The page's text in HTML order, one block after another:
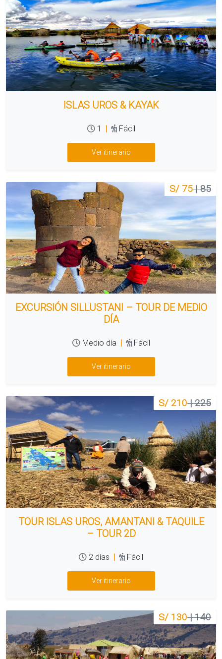
ISLAS UROS & KAYAK
1 | Fácil
Ver itinerario
S/ 75| 85
EXCURSIÓN SILLUSTANI – TOUR DE MEDIO
DÍA
Medio día | Fácil
Ver itinerario
S/ 210| 225
TOUR ISLAS UROS, AMANTANI & TAQUILE
– TOUR 2D
2 días | Fácil
Ver itinerario
S/ 130| 140